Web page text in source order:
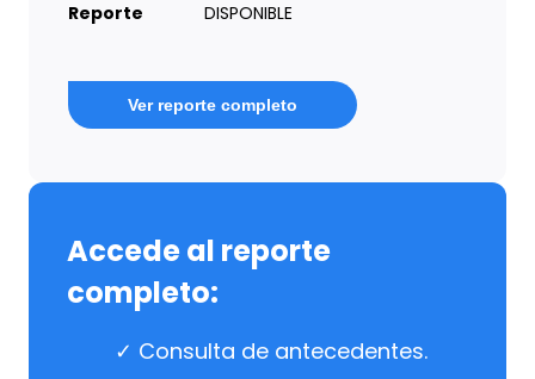
Reporte DISPONIBLE
Ver reporte completo
Accede al reporte
completo:
✓ Consulta de antecedentes.